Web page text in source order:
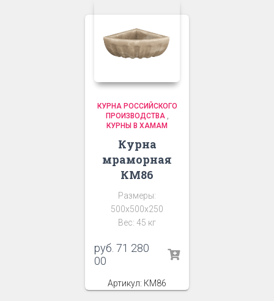
КУРНА РОССИЙСКОГО
ПРОИЗВОДСТВА,
КУРНЫ В ХАМАМ
Курна
мраморная
КМ86
Размеры:
500х500х250
Вес: 45 кг
руб. 71 280
00
Артикул: КМ86